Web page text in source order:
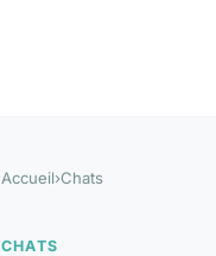
Accueil›Chats
CHATS